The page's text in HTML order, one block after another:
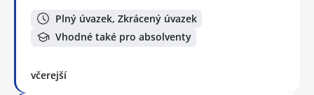
Plný úvazek, Zkrácený úvazek
Vhodné také pro absolventy
včerejší